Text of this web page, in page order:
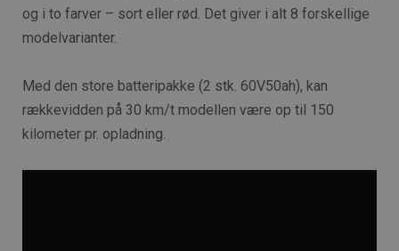
og i to farver – sort eller rød. Det giver i alt 8 forskellige
modelvarianter.
Med den store batteripakke (2 stk. 60V50ah), kan
rækkevidden på 30 km/t modellen være op til 150
kilometer pr. opladning.